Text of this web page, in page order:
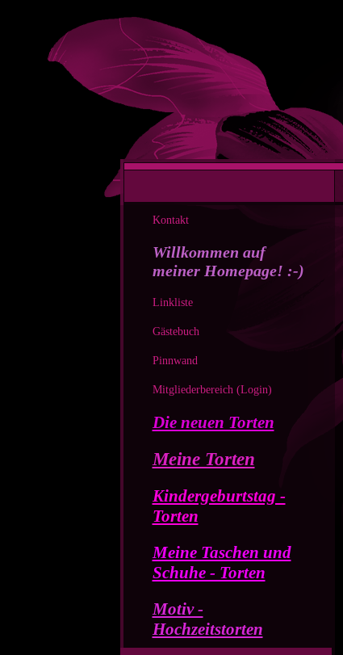
Kontakt
Willkommen auf
meiner Homepage! :-)
Linkliste
Gästebuch
Pinnwand
Mitgliederbereich (Login)
Die neuen Torten
Meine Torten
Kindergeburtstag -
Torten
Meine Taschen und
Schuhe - Torten
Motiv -
Hochzeitstorten